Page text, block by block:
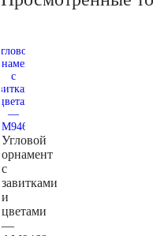
Угловой
орнамент
с
завитками
и
цветами
—